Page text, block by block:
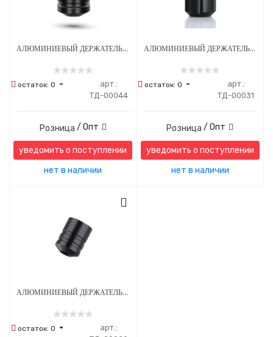
АЛЮМИНИЕВЫЙ ДЕРЖАТЕЛЬ ДЛЯ ТАТУ МАШИНКИ AMBITION XNET FLAMINGO
остаток: 0
арт.:
ТД-00044
Розница / Опт
уведомить о поступлении
нет в наличии
АЛЮМИНИЕВЫЙ ДЕРЖАТЕЛЬ ДЛЯ ТАТУ МАШИНКИ AMBITION XNET
остаток:0
арт.:
ТД-00031
Розница / Опт
уведомить о поступлении
нет в наличии
АЛЮМИНИЕВЫЙ ДЕРЖАТЕЛЬ ДЛЯ ТАТУ МАШИНКИ AMBITION NINJA
остаток: 0
арт.: